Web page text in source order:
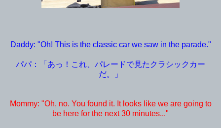
Daddy: "Oh! This is the classic car we saw in the parade."
パパ：「あっ！これ、パレードで見たクラシックカー
だ。」
Mommy: "Oh, no. You found it. It looks like we are going to
be here for the next 30 minutes..."